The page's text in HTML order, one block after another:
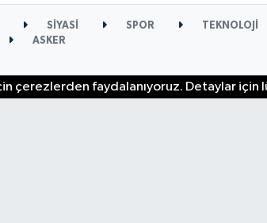
SİYASİ SPOR TEKNOLOJİ
ASKER
çerezlerden faydalanıyoruz. Detaylar için